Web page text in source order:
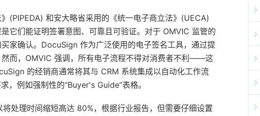
(PIPEDA) 和安大略省采用的《统一电子商立法》(UECA)
它们能证明签署意图、可靠且可验证。对于 OMVIC 监管的
家确认。DocuSign 作为广泛使用的电子签名工具，通过提
而，OMVIC 强调，所有电子流程不得对消费者不利——这
的经销商通常将其与 CRM 系统集成以自动化工作流
，例如强制性的“Buyer's Guide”表格。
处理时间缩短高达 80%，根据行业报告，但需要仔细设置